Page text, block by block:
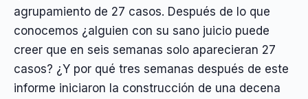
agrupamiento de 27 casos. Después de lo que
conocemos ¿alguien con su sano juicio puede
creer que en seis semanas solo aparecieran 27
casos? ¿Y por qué tres semanas después de este
informe iniciaron la construcción de una decena